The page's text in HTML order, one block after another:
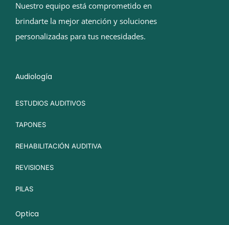
Nuestro equipo está comprometido en
brindarte la mejor atención y soluciones
personalizadas para tus necesidades.
Audiología
ESTUDIOS AUDITIVOS
TAPONES
REHABILITACIÓN AUDITIVA
REVISIONES
PILAS
Optica